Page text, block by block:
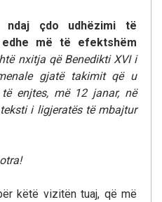
ndaj çdo udhëzimi të
më të efektshëm
nxitja që Benedikti XVI i
gjatë takimit që u
enjtes, më 12 janar, në
i ligjeratës të mbajtur
këtë vizitën tuaj, që më